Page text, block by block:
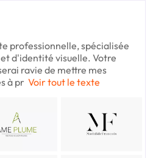
professionnelle, spécialisée
d'identité visuelle. Votre
ravie de mettre mes
à pr Voir tout le texte